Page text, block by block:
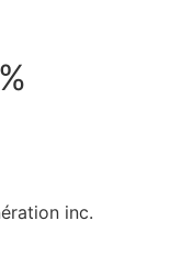
inc.